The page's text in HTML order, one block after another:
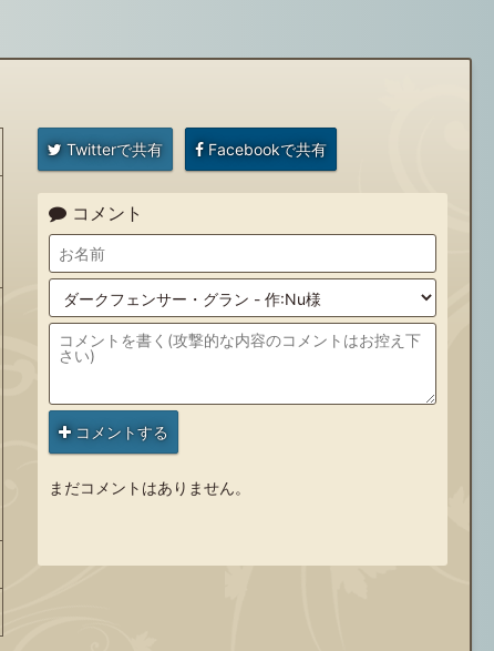
Twitterで共有 Facebookで共有
コメント
コメントする
まだコメントはありません。